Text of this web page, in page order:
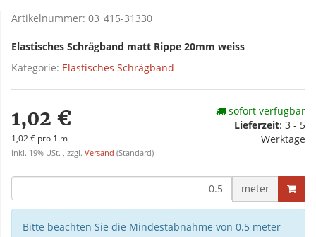
Artikelnummer: 03_415-31330
Elastisches Schrägband matt Rippe 20mm weiss
Kategorie: Elastisches Schrägband
1,02 €
1,02 € pro 1 m
inkl. 19% USt. , zzgl. Versand (Standard)
sofort verfügbar
Lieferzeit: 3 - 5
Werktage
meter
Bitte beachten Sie die Mindestabnahme von 0.5 meter